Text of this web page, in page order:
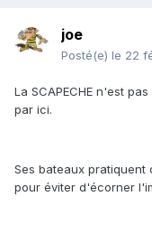
joe
Posté(e) le 22
La SCAPECHE n'est
par ici.
Ses bateaux
pour éviter d'écorner